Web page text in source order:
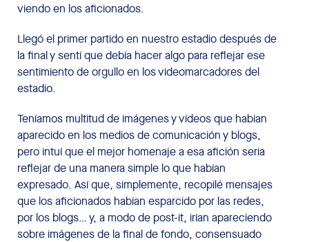
viendo en los aficionados.
Llegó el primer partido en nuestro estadio después de
la final y sentí que debía hacer algo para reflejar ese
sentimiento de orgullo en los videomarcadores del
estadio.
Teníamos multitud de imágenes y vídeos que habían
aparecido en los medios de comunicación y blogs,
pero intuí que el mejor homenaje a esa afición seria
reflejar de una manera simple lo que habían
expresado. Así que, simplemente, recopilé mensajes
que los aficionados habían esparcido por las redes,
por los blogs… y, a modo de post-it, irían apareciendo
sobre imágenes de la final de fondo, consensuado